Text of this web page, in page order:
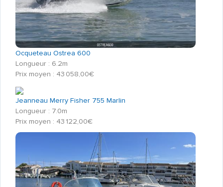
Ocqueteau Ostrea 600
Longueur : 6.2m
Prix moyen : 43 058,00€
Jeanneau Merry Fisher 755 Marlin
Longueur : 7.0m
Prix moyen : 43 122,00€